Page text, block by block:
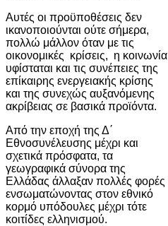
Αυτές οι προϋποθέσεις δεν
ικανοποιούνται ούτε σήμερα,
πολλώ μάλλον όταν με τις
οικονομικές κρίσεις, η κοινωνία
υφίσταται και τις συνέπειες της
επίκαιρης ενεργειακής κρίσης
και της συνεχώς αυξανόμενης
ακρίβειας σε βασικά προϊόντα.
Από την εποχή της Δ΄
Εθνοσυνέλευσης μέχρι και
σχετικά πρόσφατα, τα
γεωγραφικά σύνορα της
Ελλάδας άλλαξαν πολλές φορές
ενσωματώνοντας στον εθνικό
κορμό υπόδουλες μέχρι τότε
κοιτίδες ελληνισμού.